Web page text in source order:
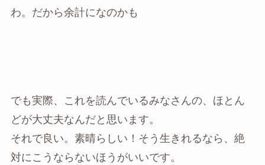
わ。だから余計になのかも
でも実際、これを読んでいるみなさんの、ほとん
どが大丈夫なんだと思います。
それで良い。素晴らしい！そう生きれるなら、絶
対にこうならないほうがいいです。